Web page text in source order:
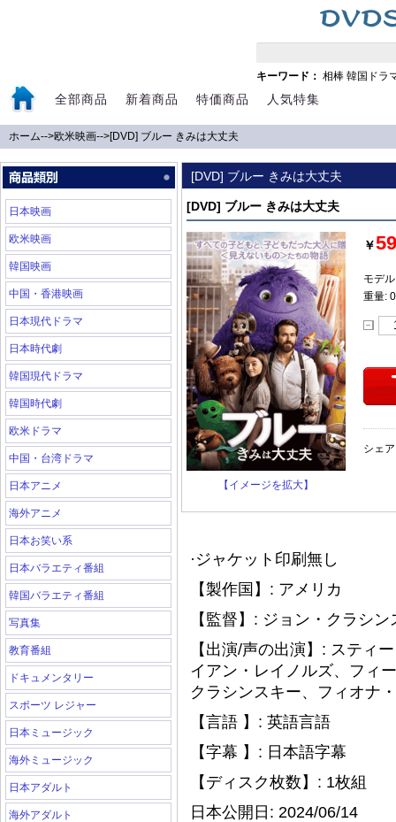
キーワード： 相棒 韓国ドラ
全部商品 新着商品 特価商品 人気特集
ホーム-->欧米映画-->[DVD] ブルー きみは大丈夫
日本映画
欧米映画
韓国映画
中国・香港映画
日本現代ドラマ
日本時代劇
韓国現代ドラマ
韓国時代劇
欧米ドラマ
中国・台湾ドラマ
日本アニメ
海外アニメ
日本お笑い系
日本バラエティ番組
韓国バラエティ番組
写真集
教育番組
ドキュメンタリー
スポーツ レジャー
日本ミュージック
海外ミュージック
日本アダルト
海外アダルト
[DVD] ブルー きみは大丈夫
[DVD] ブルー きみは大丈夫
【イメージを拡大】
￥
モデ
重量:
シェ
·ジャケット印刷無し
【製作国】: アメリカ
【監督】: ジョン・クラシン
【出演/声の出演】: スティ
イアン・レイノルズ、フィ
クラシンスキー、フィオナ
【言語 】: 英語言語
【字幕 】: 日本語字幕
【ディスク枚数】: 1枚組
日本公開日: 2024/06/14